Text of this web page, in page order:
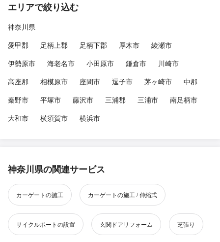
エリアで絞り込む
神奈川県
愛甲郡
足柄上郡 足柄下郡 厚木市
綾瀬市
伊勢原市
海老名市 小田原市 鎌倉市
川崎市
高座郡
相模原市 座間市 逗子市 茅ヶ崎市
中郡
秦野市
平塚市 藤沢市 三浦郡 三浦市
南足柄市
大和市
横須賀市 横浜市
神奈川県の関連サービス
カーゲートの施工 カーゲートの施工 / 伸縮式
サイクルポートの設置 玄関ドアリフォーム 芝張り